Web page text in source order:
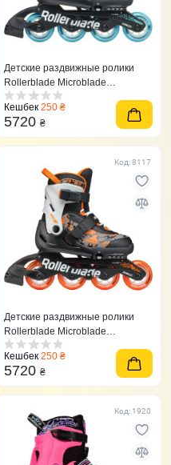
Детские раздвижные ролики
Rollerblade Microblade
берюзовые
Кешбек 250 ₴
5720 ₴
Код: 8117
Детские раздвижные ролики
Rollerblade Microblade
оранжевые
Кешбек 250 ₴
5720 ₴
Код: 1920